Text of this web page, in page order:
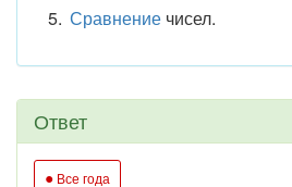
Сравнениечисел.
Ответ
● Все года